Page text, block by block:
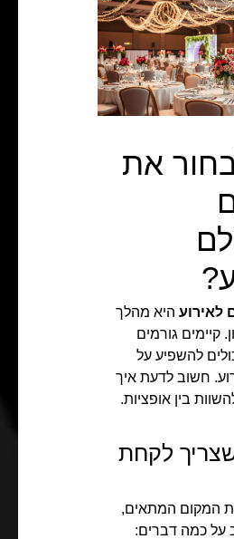
את
לאירוע היא מהלך
קיימים גורמים
להשפיע על
חשוב לדעת איך
בין אופציות.
לקחת
המקום המתאים,
על כמה דברים: